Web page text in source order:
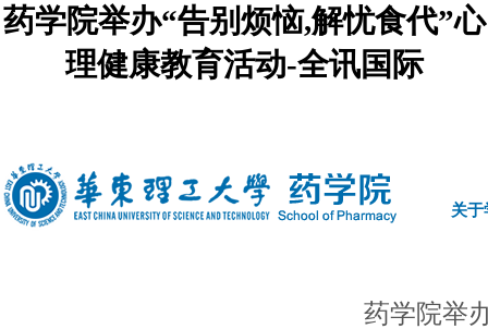
药学院举办“告别烦恼,解忧食代”心
理健康教育活动-全讯国际
关于
药学院举